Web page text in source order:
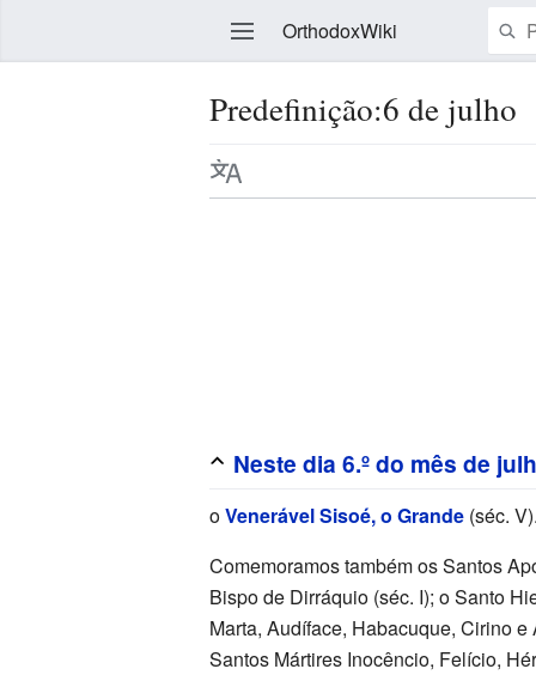
OrthodoxWiki
Predefinição:6 de julho
Neste dia 6.º do mês de
oVenerável Sisoé, o Grande (séc. V).
Comemoramos também os Santos
Bispo de Dirráquio (séc. I); o Santo
Marta, Audíface, Habacuque, Cirino
Santos Mártires Inocêncio, Felício,